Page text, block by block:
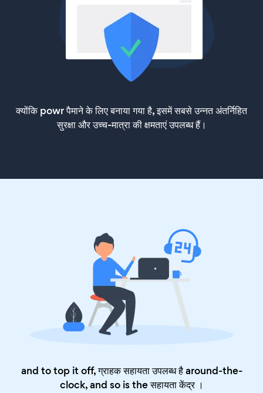
क्योंकि powr पैमाने के लिए बनाया गया है, इसमें सबसे उन्नत अंतर्निहित
सुरक्षा और उच्च-मात्रा की क्षमताएं उपलब्ध हैं।
and to top it off, ग्राहक सहायता उपलब्ध है around-the-
clock, and so is theसहायता केंद्र।